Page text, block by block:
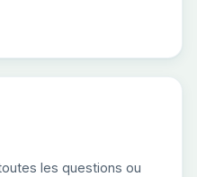
les questions ou